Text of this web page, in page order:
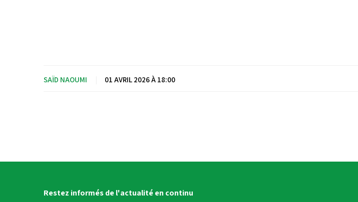
SAÏD NAOUMI 01 AVRIL 2026 À 18:00
Restez informés de l'actualité en continu